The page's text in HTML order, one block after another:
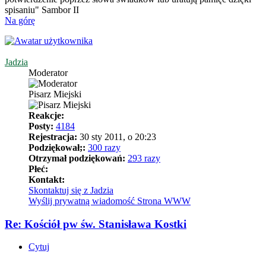
spisaniu" Sambor II
Na górę
Jadzia
Moderator
Pisarz Miejski
Reakcje:
Posty: 4184
Rejestracja: 30 sty 2011, o 20:23
Podziękował;: 300 razy
Otrzymał podziękowań: 293 razy
Płeć:
Kontakt:
Skontaktuj się z Jadzia
Wyślij prywatną wiadomość Strona WWW
Re: Kościół pw św. Stanisława Kostki
Cytuj